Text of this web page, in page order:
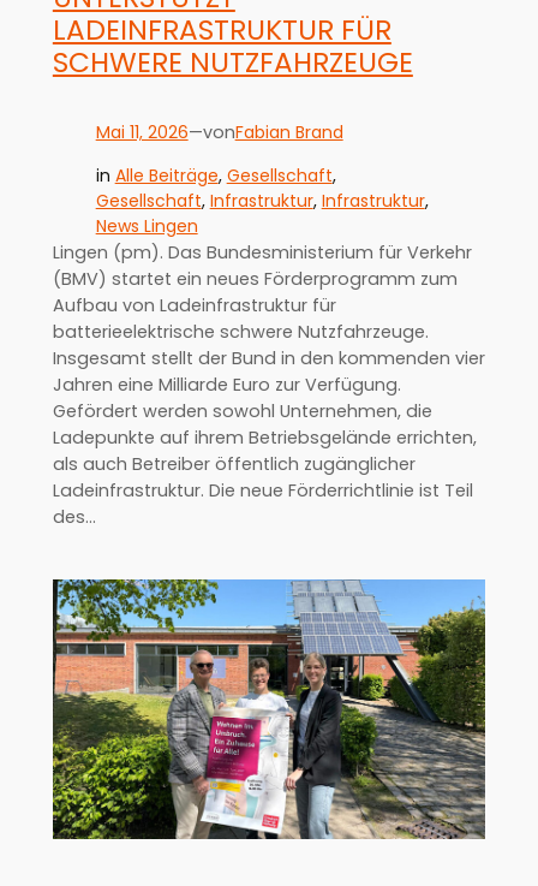
LADEINFRASTRUKTUR FÜR
SCHWERE NUTZFAHRZEUGE
Mai 11, 2026—vonFabian Brand
in Alle Beiträge, Gesellschaft,
Gesellschaft, Infrastruktur, Infrastruktur,
News Lingen
Lingen (pm). Das Bundesministerium für Verkehr
(BMV) startet ein neues Förderprogramm zum
Aufbau von Ladeinfrastruktur für
batterieelektrische schwere Nutzfahrzeuge.
Insgesamt stellt der Bund in den kommenden vier
Jahren eine Milliarde Euro zur Verfügung.
Gefördert werden sowohl Unternehmen, die
Ladepunkte auf ihrem Betriebsgelände errichten,
als auch Betreiber öffentlich zugänglicher
Ladeinfrastruktur. Die neue Förderrichtlinie ist Teil
des…